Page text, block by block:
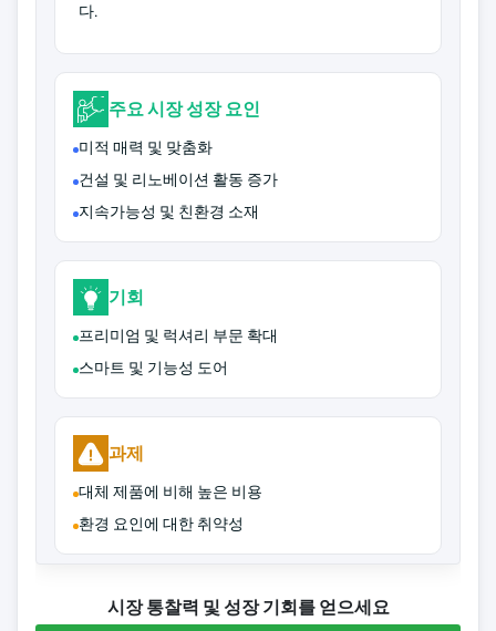
다.
주요 시장 성장 요인
미적 매력 및 맞춤화
건설 및 리노베이션 활동 증가
지속가능성 및 친환경 소재
기회
프리미엄 및 럭셔리 부문 확대
스마트 및 기능성 도어
과제
대체 제품에 비해 높은 비용
환경 요인에 대한 취약성
시장 통찰력 및 성장 기회를 얻으세요